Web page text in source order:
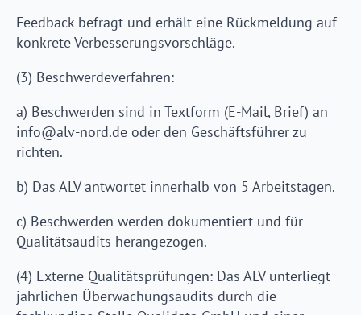
Feedback befragt und erhält eine Rückmeldung auf
konkrete Verbesserungsvorschläge.
(3) Beschwerdeverfahren:
a) Beschwerden sind in Textform (E-Mail, Brief) an
info@alv-nord.de oder den Geschäftsführer zu
richten.
b) Das ALV antwortet innerhalb von 5 Arbeitstagen.
c) Beschwerden werden dokumentiert und für
Qualitätsaudits herangezogen.
(4) Externe Qualitätsprüfungen: Das ALV unterliegt
jährlichen Überwachungsaudits durch die